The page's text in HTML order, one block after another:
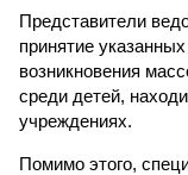
Представители
принятие
возникновения
среди детей,
учреждениях.
Помимо этого,